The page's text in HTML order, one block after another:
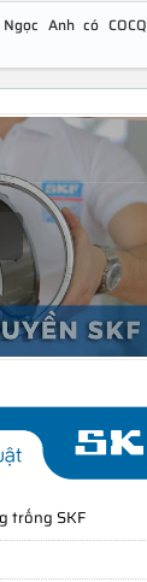
Anh có COCQ
trống SKF